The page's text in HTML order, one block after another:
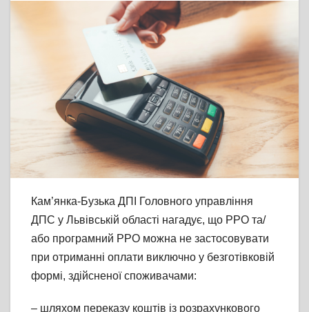
Кам’янка-Бузька ДПІ Головного управління
ДПС у Львівській області нагадує, що РРО та/
або програмний РРО можна не застосовувати
при отриманні оплати виключно у безготівковій
формі, здійсненої споживачами:
– шляхом переказу коштів із розрахункового